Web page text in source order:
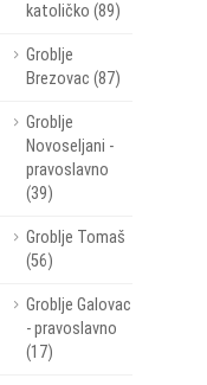
katoličko (89)
Groblje
Brezovac (87)
Groblje
Novoseljani -
pravoslavno
(39)
Groblje Tomaš
(56)
Groblje Galovac
- pravoslavno
(17)